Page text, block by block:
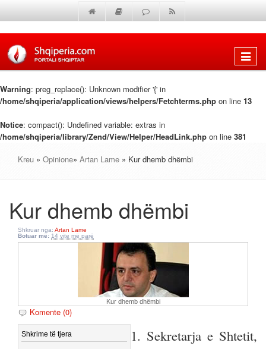
Shfaq
Warning: preg_replace(): Unknown modifier '{' in
/home/shqiperia/application/views/helpers/Fetchterms.php on line 13
Notice: compact(): Undefined variable: extras in
/home/shqiperia/library/Zend/View/Helper/HeadLink.php on line 381
Kreu » Opinione» Artan Lame » Kur dhemb dhëmbi
Kur dhemb dhëmbi
Shkruar nga: Artan Lame
Botuar më: 14 vite më parë
Kur dhemb dhëmbi
Komente (0)
Shkrime të tjera
1. Sekretarja e Shtetit,